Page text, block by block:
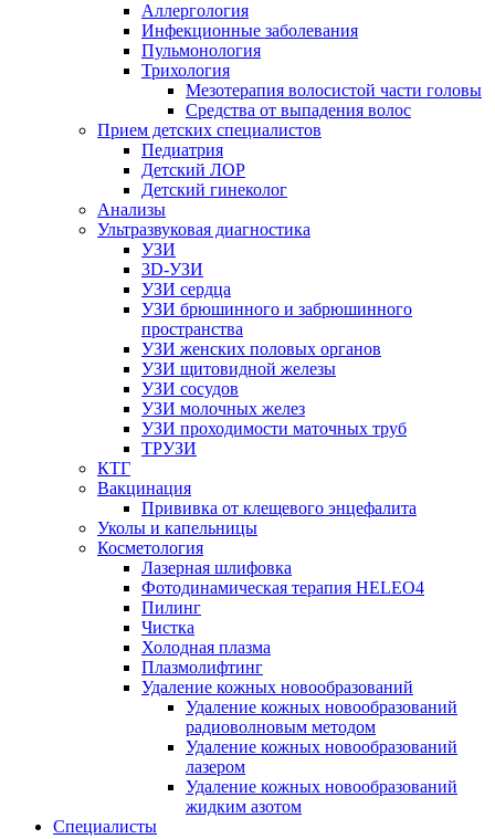
Аллергология
Инфекционные заболевания
Пульмонология
Трихология
Мезотерапия волосистой части головы
Средства от выпадения волос
Прием детских специалистов
Педиатрия
Детский ЛОР
Детский гинеколог
Анализы
Ультразвуковая диагностика
УЗИ
3D-УЗИ
УЗИ сердца
УЗИ брюшинного и забрюшинного
пространства
УЗИ женских половых органов
УЗИ щитовидной железы
УЗИ сосудов
УЗИ молочных желез
УЗИ проходимости маточных труб
ТРУЗИ
КТГ
Вакцинация
Прививка от клещевого энцефалита
Уколы и капельницы
Косметология
Лазерная шлифовка
Фотодинамическая терапия HELEO4
Пилинг
Чистка
Холодная плазма
Плазмолифтинг
Удаление кожных новообразований
Удаление кожных новообразований
радиоволновым методом
Удаление кожных новообразований
лазером
Удаление кожных новообразований
жидким азотом
Специалисты